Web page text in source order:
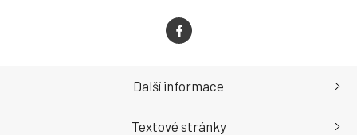
Další informace
Textové stránky